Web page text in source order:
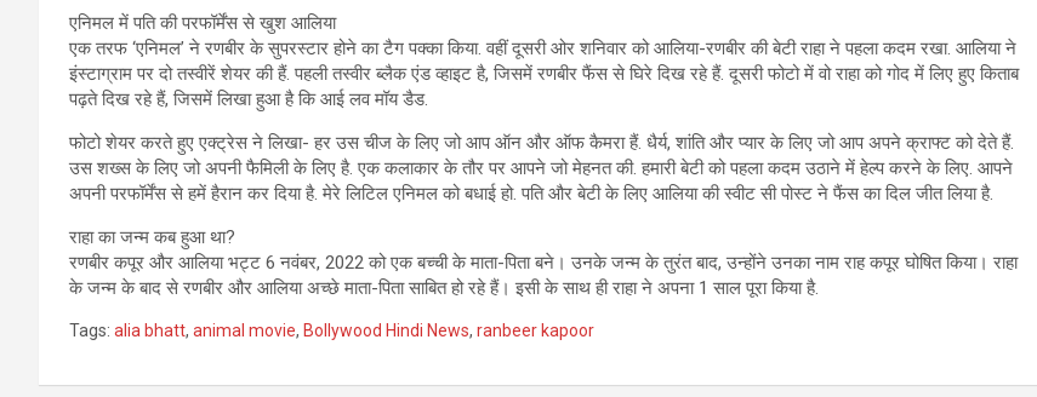
एनिमल में पति की परफॉर्मेंस से खुश आलिया
एक तरफ ‘एनिमल’ ने रणबीर के सुपरस्टार होने का टैग पक्का किया. वहीं दूसरी ओर शनिवार को आलिया-रणबीर की बेटी राहा ने पहला कदम रखा. आलिया ने
इंस्टाग्राम पर दो तस्वीरें शेयर की हैं. पहली तस्वीर ब्लैक एंड व्हाइट है, जिसमें रणबीर फैंस से घिरे दिख रहे हैं. दूसरी फोटो में वो राहा को गोद में लिए हुए किताब
पढ़ते दिख रहे हैं, जिसमें लिखा हुआ है कि आई लव मॉय डैड.
फोटो शेयर करते हुए एक्ट्रेस ने लिखा- हर उस चीज के लिए जो आप ऑन और ऑफ कैमरा हैं. धैर्य, शांति और प्यार के लिए जो आप अपने क्राफ्ट को देते हैं.
उस शख्स के लिए जो अपनी फैमिली के लिए है. एक कलाकार के तौर पर आपने जो मेहनत की. हमारी बेटी को पहला कदम उठाने में हेल्प करने के लिए. आपने
अपनी परफॉर्मेंस से हमें हैरान कर दिया है. मेरे लिटिल एनिमल को बधाई हो. पति और बेटी के लिए आलिया की स्वीट सी पोस्ट ने फैंस का दिल जीत लिया है.
राहा का जन्म कब हुआ था?
रणबीर कपूर और आलिया भट्ट 6 नवंबर, 2022 को एक बच्ची के माता-पिता बने। उनके जन्म के तुरंत बाद, उन्होंने उनका नाम राह कपूर घोषित किया। राहा
के जन्म के बाद से रणबीर और आलिया अच्छे माता-पिता साबित हो रहे हैं। इसी के साथ ही राहा ने अपना 1 साल पूरा किया है.
Tags: alia bhatt, animal movie, Bollywood Hindi News, ranbeer kapoor